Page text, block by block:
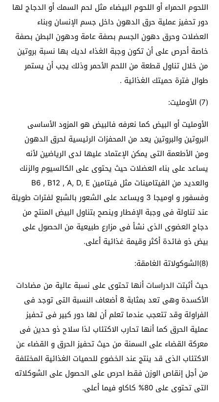
اللحوم الحمراء أو اللحوم البيضاء مثل لحم السمك أو الدجاج لها
دور تحفيز عملية حرق الدهون داخل جسم الإنسان وبناء
العضلات وحرق دهون الجسم بصفة عامة ودهون البطن بصفة
خاصة أحرص على أن تكون وجبة الغذاء لديك بها نسبة بروتين
من خلال تناول قطعة من اللحم الأحمر وذلك يجب أن يستمر
طوال فترة حميتك الغذائية .
(7) الأومليت:
الأومليت أو البيض كما نعرفه فالبيض هو المزود الأساسى
البروتين والبروتين يعد من المحفزات الرئيسية لحرق الدهون
ومن الأطعمة التى يمكن الإعتماد عليها لدى الرياضين لأنه
يساعد على بناء العضلات حيث يحتوى على الكالسيوم والزنك
والعديد من الفيتامينات مثل فيتامين B6 , B12 , A, D, E
وفسفور و اوميجا 3 ويساعد على الشعور بالشبع لفترات طويلة
عند تناولة فى وجبة الإفطار وينصح بتناول البيض المنتج من
دجاج العضوى الذى نشأ فى مزارع طبيعية من الحصول على
بيض ذو فائدة أكثر وقيمة غذائية أعلى.
(8)الشوكولاتة الغامقة:
حيث أثبتت الدراسات أنها تحتوى على نسبة عالية من مضادات
الأكسدة وهى تعد بمثابة 8 أضعاف النسبة التى توجد فى
الفراولة وقد تتعجب عندما تعلم أن لها دور كبير فى تحفيز
عملية الحرق كما أنها تحارب الاكتئاب لذا سلاح ذو حدين فى
معركة القضاء على السمنة من حيث تحفيز الحرق و القضاء عن
الاكتئاب الذى قد ينتج عند الخضوع للحميات الغذائية المختلفة
من أجل إنقاص الوزن فقط احرص على الحصول على الشوكلاته
التى تحتوى على 80% كاكاو فيما أعلى.